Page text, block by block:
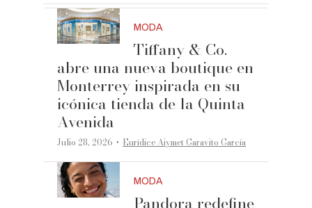
MODA
Tiffany & Co.
abre una nueva boutique en
Monterrey inspirada en su
icónica tienda de la Quinta
Avenida
Julio 28, 2026 ·Eurídice Aiymet Garavito García
MODA